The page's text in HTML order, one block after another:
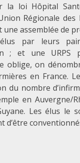
la loi Hôpital
Régionale
une assemblée de
par leurs
; et une URPS
oblige, on
en France.
du nombre
en Auvergne/
Les élus le
d’être